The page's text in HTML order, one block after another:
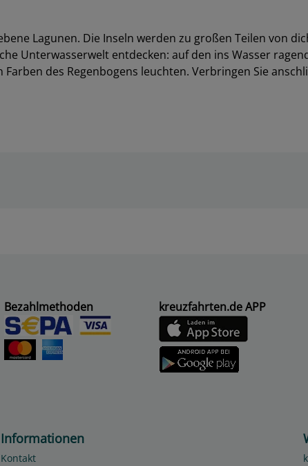
Lagunen. Die Inseln werden zu großen Teilen von
Unterwasserwelt entdecken: auf den ins Wasser
des Regenbogens leuchten. Verbringen Sie
Bezahlmethoden kreuzfahrten.de APP
Informationen
Kontakt